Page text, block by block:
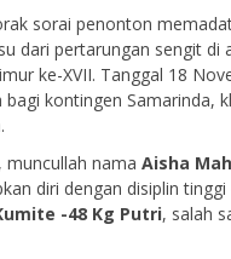
sorai penonton
dari pertarungan sengit di
ke-XVII. Tanggal 18
kontingen Samarinda,
.
nama Aisha
diri dengan disiplin
-48 Kg Putri, salah